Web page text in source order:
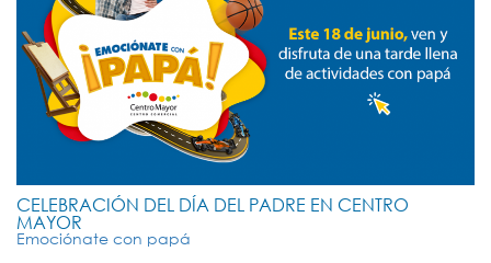
CELEBRACIÓN DEL DÍA DEL PADRE EN CENTRO
MAYOR
Emociónate con papá